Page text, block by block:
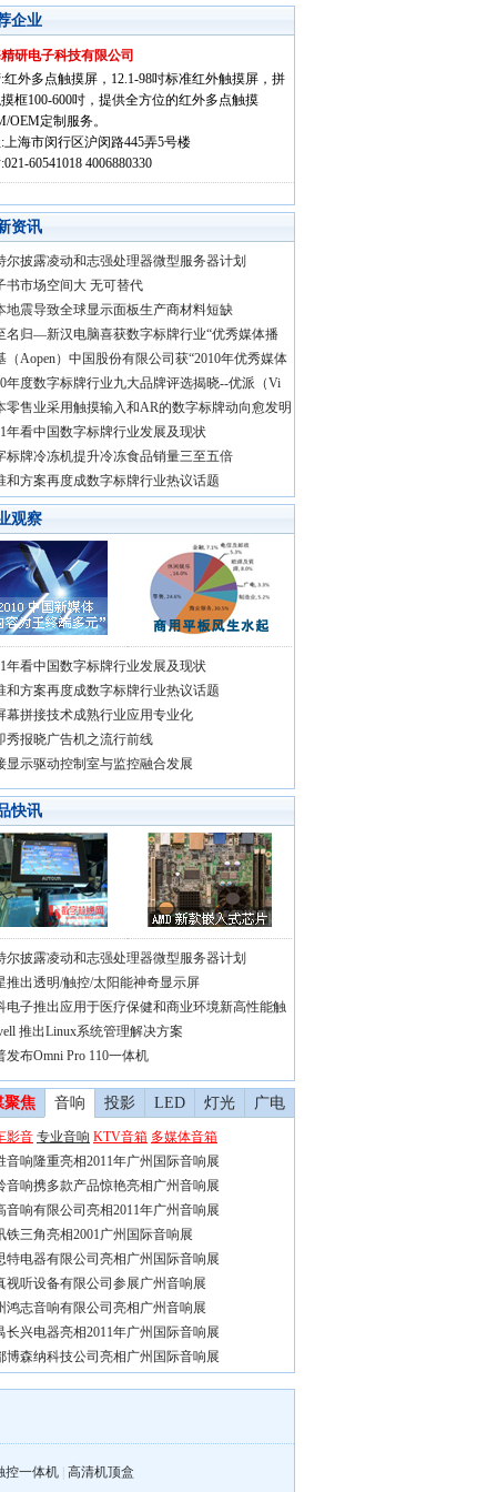
企业
研电子科技有限公司
红外多点触摸屏，12.1-98吋标准红外触摸屏，拼
框100-600吋，提供全方位的红外多点触摸
OEM定制服务。
上海市闵行区沪闵路445弄5号楼
60541018 4006880330
资讯
尔披露凌动和志强处理器微型服务器计划
书市场空间大 无可替代
地震导致全球显示面板生产商材料短缺
名归—新汉电脑喜获数字标牌行业“优秀媒体播
（Aopen）中国股份有限公司获“2010年优秀媒体
年度数字标牌行业九大品牌评选揭晓--优派（Vi
零售业采用触摸输入和AR的数字标牌动向愈发明
年看中国数字标牌行业发展及现状
标牌冷冻机提升冷冻食品销量三至五倍
和方案再度成数字标牌行业热议话题
观察
年看中国数字标牌行业发展及现状
和方案再度成数字标牌行业热议话题
幕拼接技术成熟行业应用专业化
秀报晓广告机之流行前线
显示驱动控制室与监控融合发展
快讯
尔披露凌动和志强处理器微型服务器计划
推出透明/触控/太阳能神奇显示屏
电子推出应用于医疗保健和商业环境新高性能触
推出Linux系统管理解决方案
发布Omni Pro 110一体机
聚焦 音响 投影 LED 灯光 广电
影音 专业音响 KTV音箱 多媒体音箱
音响隆重亮相2011年广州国际音响展
音响携多款产品惊艳亮相广州音响展
音响有限公司亮相2011年广州音响展
铁三角亮相2001广州国际音响展
特电器有限公司亮相广州国际音响展
视听设备有限公司参展广州音响展
鸿志音响有限公司亮相广州音响展
长兴电器亮相2011年广州国际音响展
博森纳科技公司亮相广州国际音响展
控一体机 高清机顶盒